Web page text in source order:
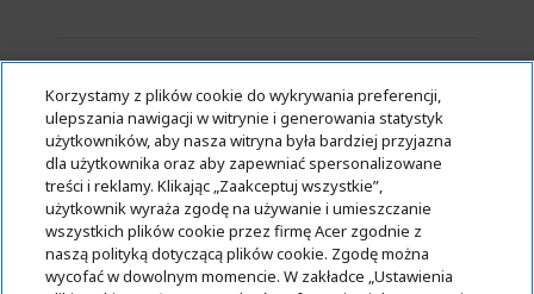
Korzystamy z plików cookie do wykrywania preferencji,
ulepszania nawigacji w witrynie i generowania statystyk
użytkowników, aby nasza witryna była bardziej przyjazna
dla użytkownika oraz aby zapewniać spersonalizowane
treści i reklamy. Klikając „Zaakceptuj wszystkie”,
użytkownik wyraża zgodę na używanie i umieszczanie
wszystkich plików cookie przez firmę Acer zgodnie z
naszą polityką dotyczącą plików cookie. Zgodę można
wycofać w dowolnym momencie. W zakładce „Ustawienia